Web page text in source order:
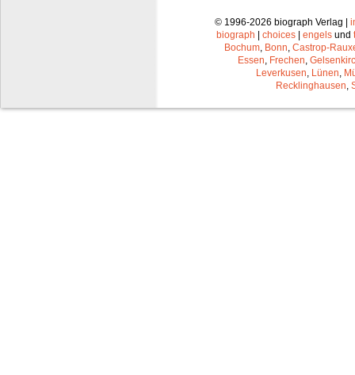
© 1996-2026 biograph Verlag |
biograph
choices engels und
Bochum, Bonn, Castrop-
Essen, Frechen,
Leverkusen, Lünen,
Recklinghausen,